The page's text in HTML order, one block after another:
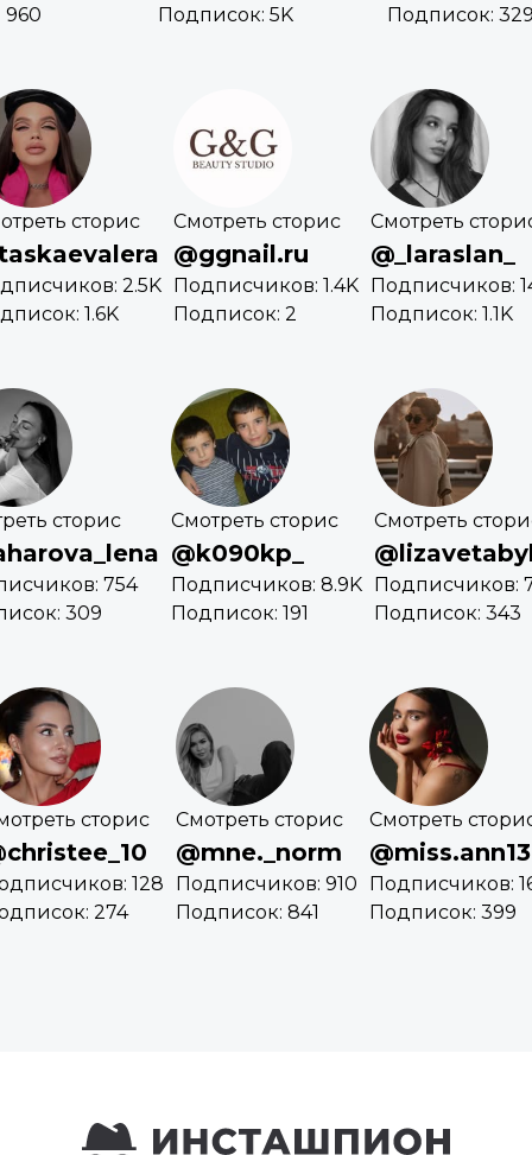
Подписок: 5K
Подписок:
сторис
2.5K
1.6K
Смотреть сторис
@ggnail.ru
Подписчиков: 1.4K
Подписок: 2
Смотреть
@_laraslan_
Подписчиков:
Подписок: 1.1K
сторис
754
309
Смотреть сторис
@k090kp_
Подписчиков: 8.9K
Подписок: 191
Смотреть
Подписчиков:
Подписок: 343
сторис
128
274
Смотреть сторис
@mne._norm
Подписчиков: 910
Подписок: 841
Смотреть
@miss.ann13
Подписчиков:
Подписок: 399